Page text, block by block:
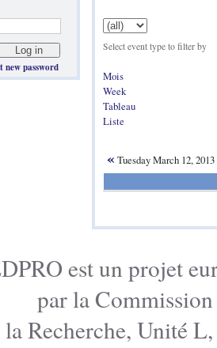
new password
Select event type to filter by
Mois
Week
Tableau
Liste
« Tuesday March 12, 2013
est un projet
par la
la Recherche, Unité